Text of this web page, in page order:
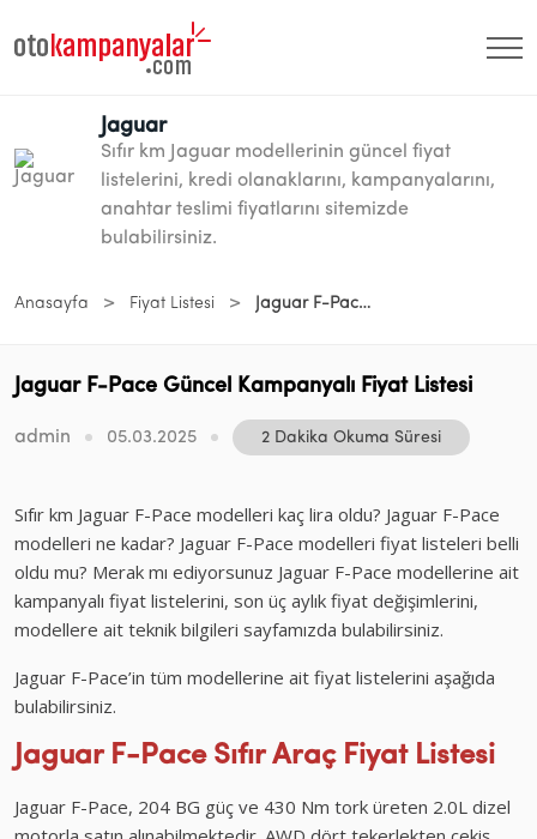
Jaguar
Sıfır km Jaguar modellerinin güncel fiyat
listelerini, kredi olanaklarını, kampanyalarını,
anahtar teslimi fiyatlarını sitemizde
bulabilirsiniz.
Anasayfa > Fiyat Listesi > Jaguar F-Pace Güncel Kampanyalı Fiyat Listesi
Jaguar F-Pace Güncel Kampanyalı Fiyat Listesi
admin 05.03.2025 2 Dakika Okuma Süresi
Sıfır km Jaguar F-Pace modelleri kaç lira oldu? Jaguar F-Pace
modelleri ne kadar? Jaguar F-Pace modelleri fiyat listeleri belli
oldu mu? Merak mı ediyorsunuz Jaguar F-Pace modellerine ait
kampanyalı fiyat listelerini, son üç aylık fiyat değişimlerini,
modellere ait teknik bilgileri sayfamızda bulabilirsiniz.
Jaguar F-Pace’in tüm modellerine ait fiyat listelerini aşağıda
bulabilirsiniz.
Jaguar F-Pace Sıfır Araç Fiyat Listesi
Jaguar F-Pace, 204 BG güç ve 430 Nm tork üreten 2.0L dizel